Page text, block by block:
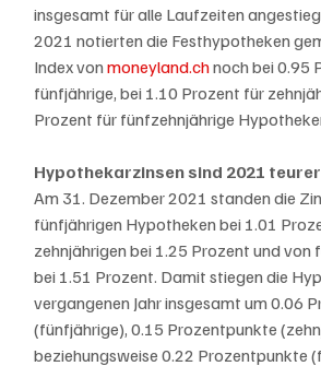
insgesamt für alle Laufzeiten
2021 notierten die Festhypotheken
Index von moneyland.ch noch bei 0.95
fünfjährige, bei 1.10 Prozent für
Prozent für fünfzehnjährige
Hypothekarzinsen sind 2021
Am 31. Dezember 2021 standen die
fünfjährigen Hypotheken bei 1.01
zehnjährigen bei 1.25 Prozent und von
bei 1.51 Prozent. Damit stiegen die
vergangenen Jahr insgesamt um 0.06
(fünfjährige), 0.15 Prozentpunkte
beziehungsweise 0.22 Prozentpunkte